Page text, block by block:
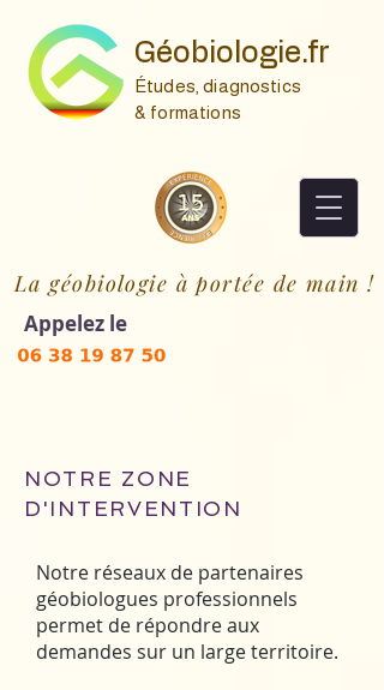
Appelez le
La géobiologie à portée de main !
Géobiologie.fr
Études, diagnostics
& formations
NOTRE ZONE
D'INTERVENTION
Notre réseaux de partenaires
géobiologues professionnels
permet de répondre aux
demandes sur un large territoire.